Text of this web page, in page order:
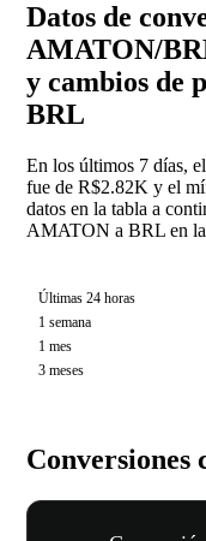
Datos de
AMATON/
y cambios de
BRL
En los últimos 7 días,
fue de R$2.82K y el
datos en la tabla a
AMATON a BRL en
Últimas 24 horas
1 semana
1 mes
3 meses
Conversiones